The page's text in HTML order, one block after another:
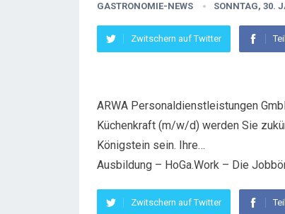
GASTRONOMIE-NEWS SONNTAG, 30.
Zwitschern auf Twitter
ARWA Personaldienstleistungen
Küchenkraft (m/w/d) werden Sie
Königstein sein. Ihre…
Ausbildung – HoGa.Work – Die
Zwitschern auf Twitter